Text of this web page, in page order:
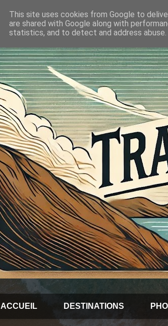
ACCUEIL DESTINATIONS
This site uses cookies from Google to
are shared with Google along with
statistics, and to detect and address abuse.